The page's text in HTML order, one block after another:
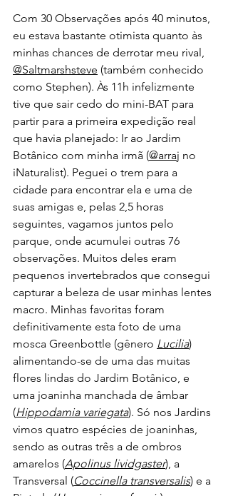
Com 30 Observações após 40 minutos,
eu estava bastante otimista quanto às
minhas chances de derrotar meu rival,
@Saltmarshsteve (também conhecido
como Stephen). Às 11h infelizmente
tive que sair cedo do mini-BAT para
partir para a primeira expedição real
que havia planejado: Ir ao Jardim
Botânico com minha irmã (@arraj no
iNaturalist). Peguei o trem para a
cidade para encontrar ela e uma de
suas amigas e, pelas 2,5 horas
seguintes, vagamos juntos pelo
parque, onde acumulei outras 76
observações. Muitos deles eram
pequenos invertebrados que consegui
capturar a beleza de usar minhas lentes
macro. Minhas favoritas foram
definitivamente esta foto de uma
mosca Greenbottle (gênero Lucilia)
alimentando-se de uma das muitas
flores lindas do Jardim Botânico, e
uma joaninha manchada de âmbar
(Hippodamia variegata). Só nos Jardins
vimos quatro espécies de joaninhas,
sendo as outras três a de ombros
amarelos (Apolinus lividgaster), a
Transversal (Coccinella transversalis) e a